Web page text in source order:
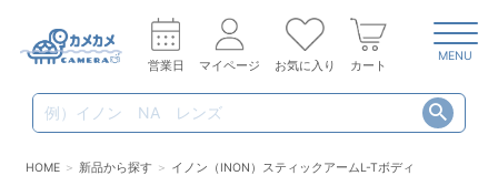
営業日 マイページ お気に入り カート
MENU
HOME 新品から探す イノン（INON）スティックアームL-Tボディ